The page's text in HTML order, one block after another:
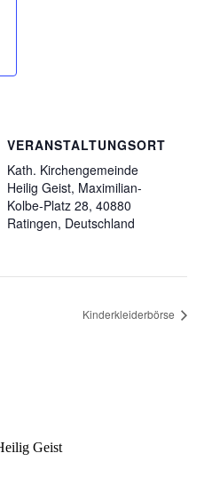
VERANSTALTUNGSORT
Kath. Kirchengemeinde
Heilig Geist, Maximilian-
Kolbe-Platz 28, 40880
Ratingen, Deutschland
Kinderkleiderbörse
Geist